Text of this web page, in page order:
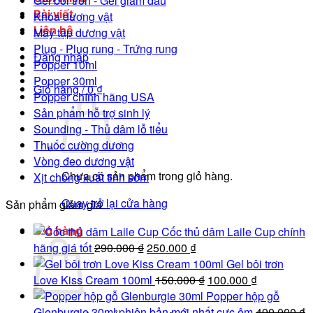
Bài viết
Liên hệ
Đăng nhập
Giỏ hàng /0₫
Chưa có sản phẩm trong giỏ hàng.
Quay trở lại cửa hàng
Giỏ hàng
Khóa dương vật
Máy tập dương vật
Plug - Plug rung - Trứng rung
Popper 10ml
Popper 30ml
Popper chính hãng USA
Sản phẩm hỗ trợ sinh lý
Sounding - Thủ dâm lỗ tiểu
Thuốc cường dương
Vòng đeo dương vật
Xịt chống xuất tinh sớm
Sản phẩm giảm giá
Cốc thủ dâm Laile Cup chính
hãng giá tốt290.000₫Giá
gốc
là:
290.000 ₫.
250.000 ₫Giá
hiện
tại
là:
Gel bôi trơn
Love Kiss Cream 100ml 150.000₫ Giá
gốc
100.000 ₫Giá
hiện
Popper hộp gỗ